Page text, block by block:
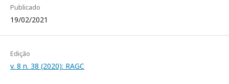
Publicado
19/02/2021
Edição
v. 8 n. 38 (2020): RAGC